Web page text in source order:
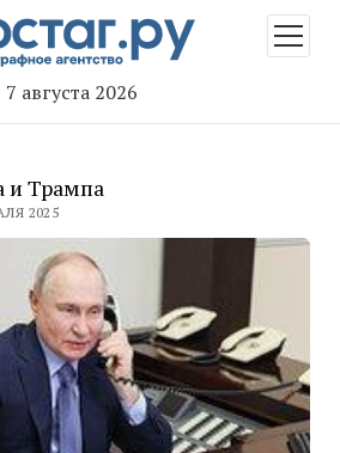
7 августа 2026
меню
и Трампа
2025